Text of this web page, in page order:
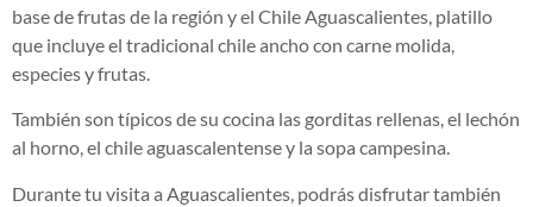
base de frutas de la región y el Chile Aguascalientes, platillo
que incluye el tradicional chile ancho con carne molida,
especies y frutas.
También son típicos de su cocina las gorditas rellenas, el lechón
al horno, el chile aguascalentense y la sopa campesina.
Durante tu visita a Aguascalientes, podrás disfrutar también